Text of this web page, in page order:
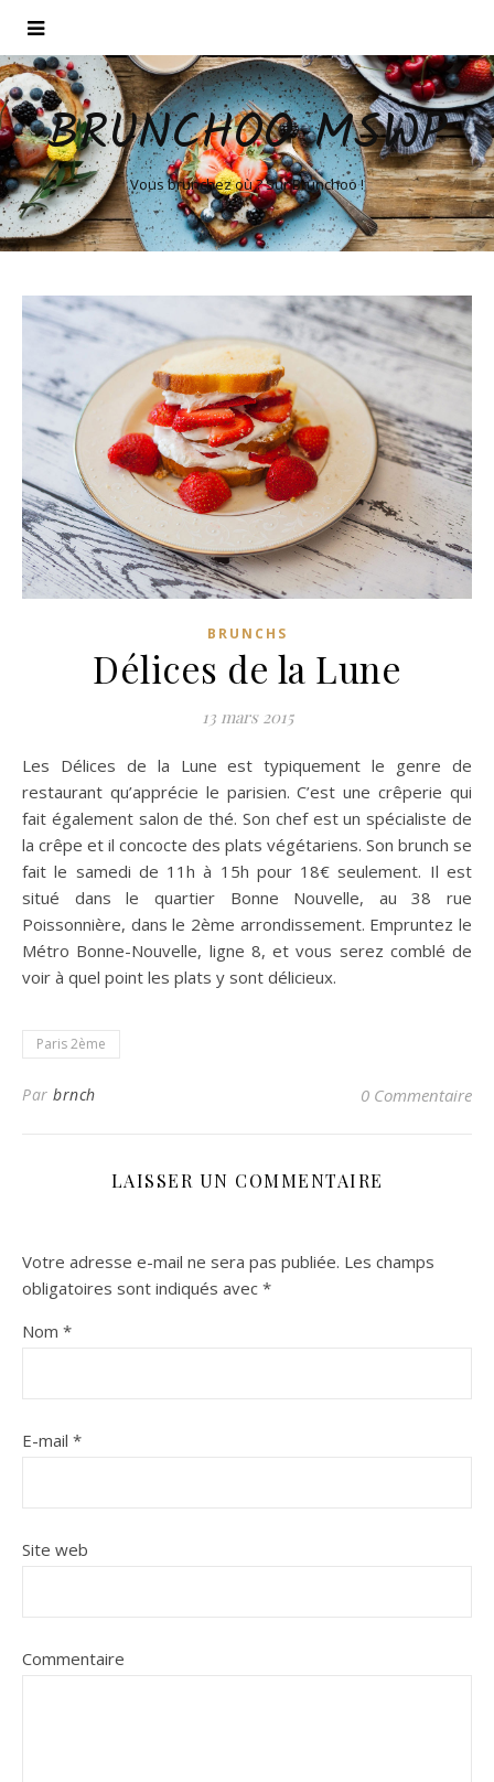
BRUNCHOO MSWP
Vous brunchez où ? Sur Brunchoo !
BRUNCHS
Délices de la Lune
13 mars 2015
Les Délices de la Lune est typiquement le genre de
restaurant qu’apprécie le parisien. C’est une crêperie qui
fait également salon de thé. Son chef est un spécialiste de
la crêpe et il concocte des plats végétariens. Son brunch se
fait le samedi de 11h à 15h pour 18€ seulement. Il est
situé dans le quartier Bonne Nouvelle, au 38 rue
Poissonnière, dans le 2ème arrondissement. Empruntez le
Métro Bonne-Nouvelle, ligne 8, et vous serez comblé de
voir à quel point les plats y sont délicieux.
Paris 2ème
Par brnch 0 Commentaire
LAISSER UN COMMENTAIRE
Votre adresse e-mail ne sera pas publiée. Les champs
obligatoires sont indiqués avec *
Nom *
E-mail *
Site web
Commentaire